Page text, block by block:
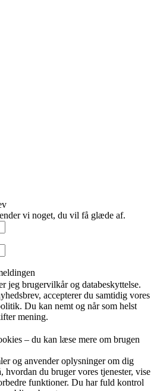
vi noget, du vil få glæde af.
jeg brugervilkår og databeskyttelse.
accepterer du samtidig vores
Du kan nemt og når som helst
mening.
– du kan læse mere om brugen
og anvender oplysninger om dig
hvordan du bruger vores tjenester, vise
funktioner. Du har fuld kontrol